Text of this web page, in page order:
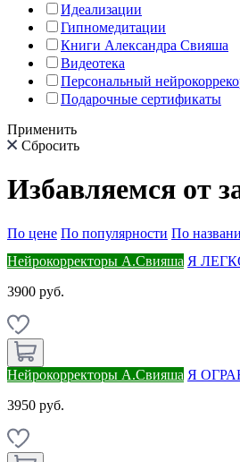
Идеализации
Гипномедитации
Книги Александра Свияша
Видеотека
Персональный
Подарочные сертификаты
Применить
Сбросить
Избавляемся от
По цене По популярности По
Нейрокорректоры А.Свияша Я
3900 руб.
Нейрокорректоры А.Свияша Я
3950 руб.